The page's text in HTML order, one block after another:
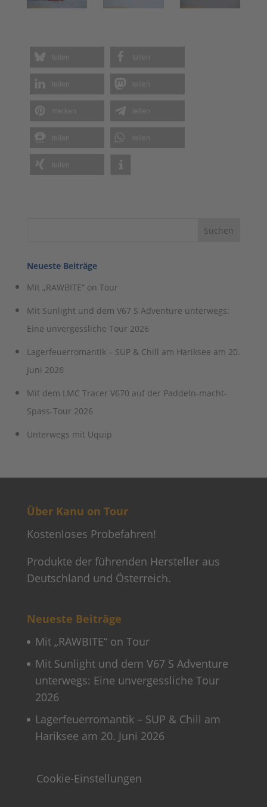
Neueste Beiträge
Mit „RAWBITE“ on Tour
Mit Sunlight und dem V67 S Adventure unterwegs:
Eine unvergessliche Tour 2026
Lagerfeuerromantik – SUP & Chill am Hariksee am 20.
Juni 2026
Mit dem LMC Tracer V670 auf der Paddeln-macht-
Spass-Tour 2026
Unterwegs mit Uquip
Über Kanu on Tour
Kostenloses Probefahren!
Produkte der führenden Hersteller aus
Deutschland und Österreich.
Neueste Beiträge
Mit „RAWBITE“ on Tour
Mit Sunlight und dem V67 S Adventure
unterwegs: Eine unvergessliche Tour
2026
Lagerfeuerromantik – SUP & Chill am
Hariksee am 20. Juni 2026
Cookie-Einstellungen